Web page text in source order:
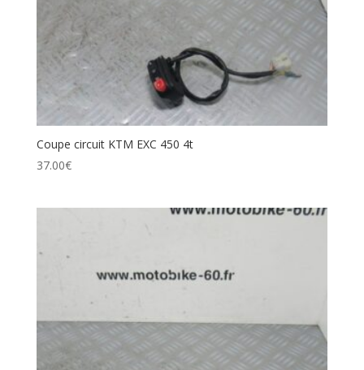
Coupe circuit KTM EXC 450 4t
37.00€